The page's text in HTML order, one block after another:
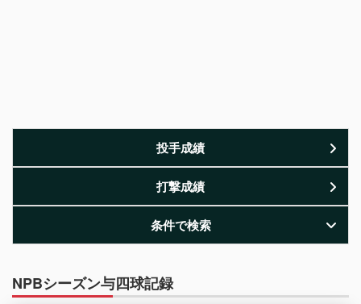
投手成績
打撃成績
条件で検索
NPBシーズン与四球記録